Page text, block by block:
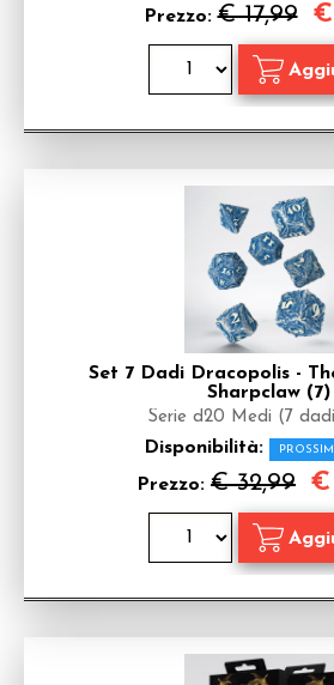
Prezzo:€ 17,99 €
Set 7 Dadi Dracopolis -
Sharpclaw (7)
Serie d20 Medi (7
Disponibilità:
Prezzo: € 32,99 €